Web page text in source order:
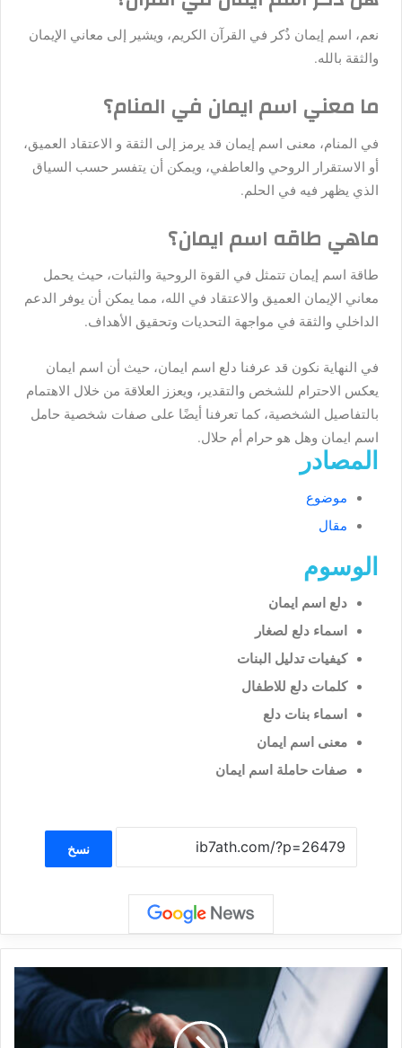
نعم، اسم إيمان ذُكر في القرآن الكريم، ويشير إلى معاني الإيمان
والثقة بالله.
ما معني اسم ايمان في المنام؟
في المنام، معنى اسم إيمان قد يرمز إلى الثقة و الاعتقاد العميق،
أو الاستقرار الروحي والعاطفي، ويمكن أن يتفسر حسب السياق
الذي يظهر فيه في الحلم.
ماهي طاقه اسم ايمان؟
طاقة اسم إيمان تتمثل في القوة الروحية والثبات، حيث يحمل
معاني الإيمان العميق والاعتقاد في الله، مما يمكن أن يوفر الدعم
الداخلي والثقة في مواجهة التحديات وتحقيق الأهداف.
في النهاية نكون قد عرفنا دلع اسم ايمان، حيث أن اسم ايمان
يعكس الاحترام للشخص والتقدير، ويعزز العلاقة من خلال الاهتمام
بالتفاصيل الشخصية، كما تعرفنا أيضًا على صفات شخصية حامل
اسم ايمان وهل هو حرام أم حلال.
المصادر
موضوع
مقال
الوسوم
دلع اسم ايمان
اسماء دلع لصغار
كيفيات تدليل البنات
كلمات دلع للاطفال
اسماء بنات دلع
معنى اسم ايمان
صفات حاملة اسم ايمان
نسخ